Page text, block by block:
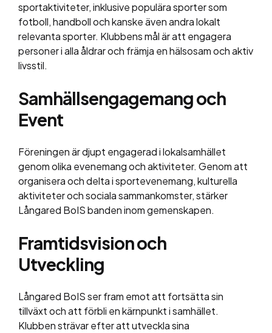
sportaktiviteter, inklusive populära sporter som
fotboll, handboll och kanske även andra lokalt
relevanta sporter. Klubbens mål är att engagera
personer i alla åldrar och främja en hälsosam och aktiv
livsstil.
Samhällsengagemang och
Event
Föreningen är djupt engagerad i lokalsamhället
genom olika evenemang och aktiviteter. Genom att
organisera och delta i sportevenemang, kulturella
aktiviteter och sociala sammankomster, stärker
Långared BoIS banden inom gemenskapen.
Framtidsvision och
Utveckling
Långared BoIS ser fram emot att fortsätta sin
tillväxt och att förbli en kärnpunkt i samhället.
Klubben strävar efter att utveckla sina